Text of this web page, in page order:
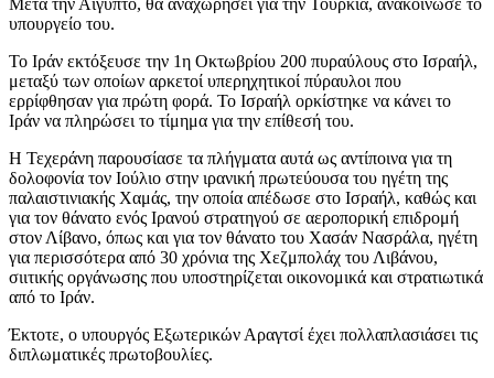
Μετά την Αίγυπτο, θα αναχωρήσει για την Τουρκία, ανακοίνωσε το
υπουργείο του.
Το Ιράν εκτόξευσε την 1η Οκτωβρίου 200 πυραύλους στο Ισραήλ,
μεταξύ των οποίων αρκετοί υπερηχητικοί πύραυλοι που
ερρίφθησαν για πρώτη φορά. Το Ισραήλ ορκίστηκε να κάνει το
Ιράν να πληρώσει το τίμημα για την επίθεσή του.
Η Τεχεράνη παρουσίασε τα πλήγματα αυτά ως αντίποινα για τη
δολοφονία τον Ιούλιο στην ιρανική πρωτεύουσα του ηγέτη της
παλαιστινιακής Χαμάς, την οποία απέδωσε στο Ισραήλ, καθώς και
για τον θάνατο ενός Ιρανού στρατηγού σε αεροπορική επιδρομή
στον Λίβανο, όπως και για τον θάνατο του Χασάν Νασράλα, ηγέτη
για περισσότερα από 30 χρόνια της Χεζμπολάχ του Λιβάνου,
σιιτικής οργάνωσης που υποστηρίζεται οικονομικά και στρατιωτικά
από το Ιράν.
Έκτοτε, ο υπουργός Εξωτερικών Αραγτσί έχει πολλαπλασιάσει τις
διπλωματικές πρωτοβουλίες.